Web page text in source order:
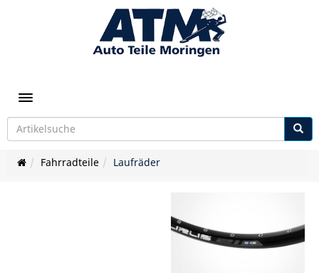
Toggle navigation
Fahrradteile Laufräder